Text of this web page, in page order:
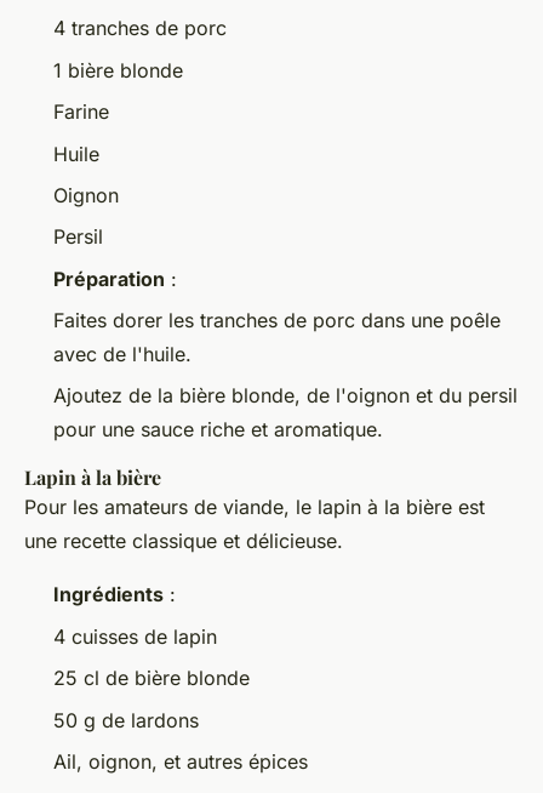
4 tranches de porc
1 bière blonde
Farine
Huile
Oignon
Persil
Préparation :
Faites dorer les tranches de porc dans une poêle
avec de l'huile.
Ajoutez de la bière blonde, de l'oignon et du persil
pour une sauce riche et aromatique.
Lapin à la bière
Pour les amateurs de viande, le lapin à la bière est
une recette classique et délicieuse.
Ingrédients :
4 cuisses de lapin
25 cl de bière blonde
50 g de lardons
Ail, oignon, et autres épices